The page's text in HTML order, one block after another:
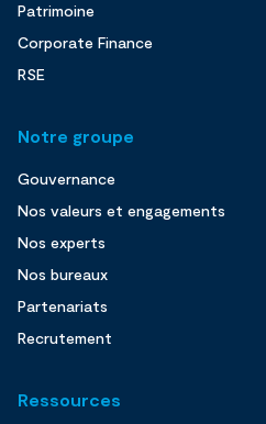
Patrimoine
Corporate Finance
RSE
Notre groupe
Gouvernance
Nos valeurs et engagements
Nos experts
Nos bureaux
Partenariats
Recrutement
Ressources